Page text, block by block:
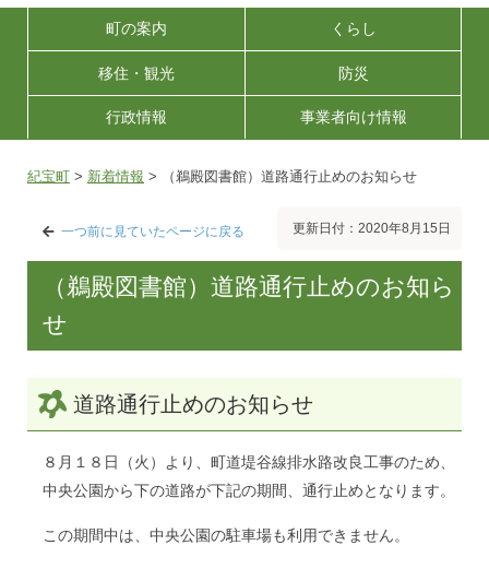
町の案内 くらし
移住・観光 防災
行政情報 事業者向け情報
紀宝町 > 新着情報 > （鵜殿図書館）道路通行止めのお知らせ
一つ前に見ていたページに戻る 更新日付：2020年8月15日
（鵜殿図書館）道路通行止めのお知ら
せ
道路通行止めのお知らせ
８月１８日（火）より、町道堤谷線排水路改良工事のため、
中央公園から下の道路が下記の期間、通行止めとなります。
この期間中は、中央公園の駐車場も利用できません。